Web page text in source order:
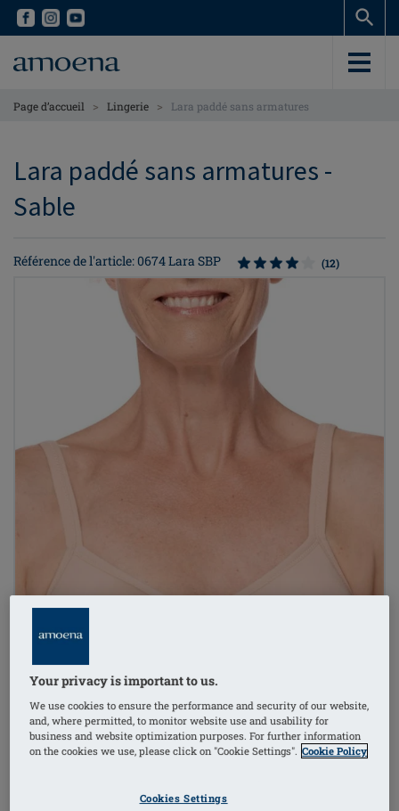
Skip
content
Skip
content
Page d’accueil > Lingerie > Lara paddé sans armatures
Lara paddé sans armatures -
Sable
Référence de l'article: 0674 Lara SBP (12)
Your privacy is important to us.
We use cookies to ensure the performance and security of our website,
and, where permitted, to monitor website use and usability for
business and website optimization purposes. For further information
on the cookies we use, please click on "Cookie Settings". Cookie Policy
Cookies Settings